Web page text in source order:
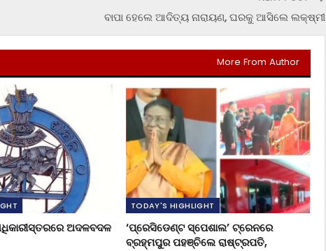
ବାପା ହେଲେ ଆଦିତ୍ୟ ନାରାୟଣ, ଘରକୁ ଆସିଲେ ଲକ୍ଷ୍ମୀ
More From Author
ଅଦଳବଦଳ
TODAY'S HIGHLIGHT
‘ପ୍ରେସିଡେଣ୍ଟ ସ୍ପେଶାଲ’ ଟ୍ରେନରେ
ବ୍ରହ୍ମପୁର ପହଞ୍ଚିଲେ ରାଷ୍ଟ୍ରପତି,